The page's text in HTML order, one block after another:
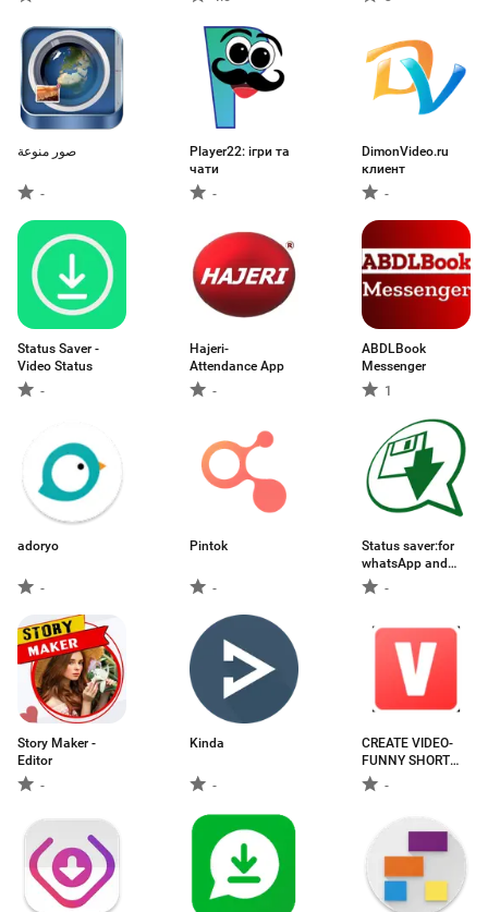
صور منوعة
-
Player22: ігри та
чати
-
DimonVideo.ru
клиент
-
Status Saver -
Video Status
-
Hajeri-
Attendance App
-
ABDLBook
Messenger
1
adoryo
-
Pintok
-
Status saver:for
whatsApp and
WA business Ads
Free
-
Story Maker -
Editor
-
Kinda
-
CREATE VIDEO-
FUNNY SHORT
VIDEO
-